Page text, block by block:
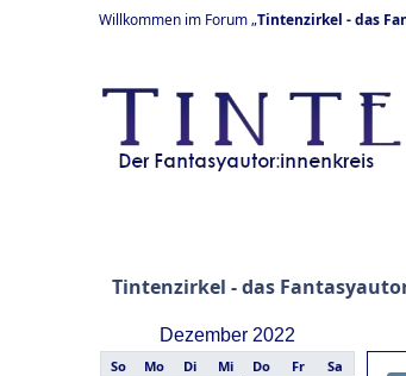
Willkommen im Forum „Tintenzirkel - das
Tintenzirkel - das
Dezember 2022
So Mo Di Mi Do Fr Sa